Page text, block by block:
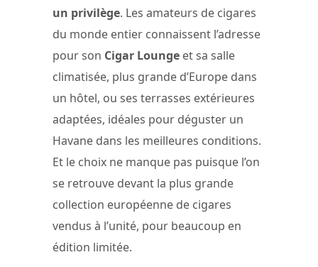
un privilège. Les amateurs de cigares
du monde entier connaissent l’adresse
pour son Cigar Lounge et sa salle
climatisée, plus grande d’Europe dans
un hôtel, ou ses terrasses extérieures
adaptées, idéales pour déguster un
Havane dans les meilleures conditions.
Et le choix ne manque pas puisque l’on
se retrouve devant la plus grande
collection européenne de cigares
vendus à l’unité, pour beaucoup en
édition limitée.